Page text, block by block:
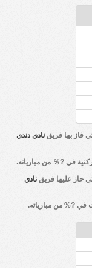
نادي دندي
نادي